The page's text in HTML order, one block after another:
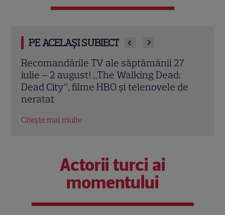
PE ACELAȘI SUBIECT
„Chesapeake Shores” revine la DIVA din
3 august. Maraton cu toate cele 6
sezoane ale serialului
Actorii turci ai
momentului